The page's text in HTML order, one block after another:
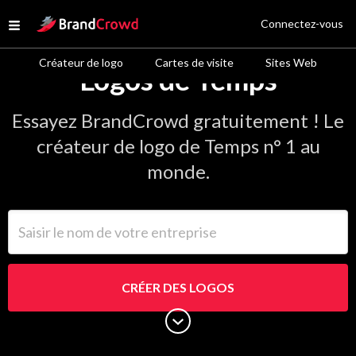
Open menu
Site Logo
Créateur de logo Cartes de visite Sites Web
Connectez-vous
Logos de Temps
Essayez BrandCrowd gratuitement ! Le
créateur de logo de Temps n° 1 au
monde.
CRÉER DES LOGOS